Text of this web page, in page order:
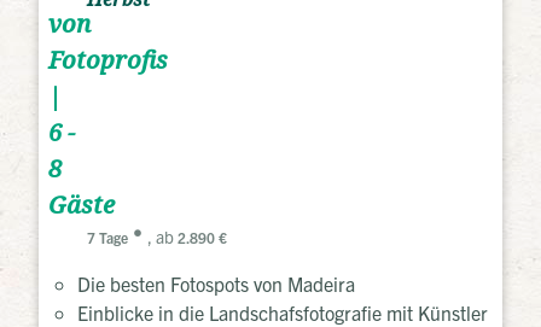
von
Fotoprofis
|
6 -
8
Gäste
7 Tage , ab 2.890 €
Die besten Fotospots von Madeira
Einblicke in die Landschafsfotografie mit Künstler